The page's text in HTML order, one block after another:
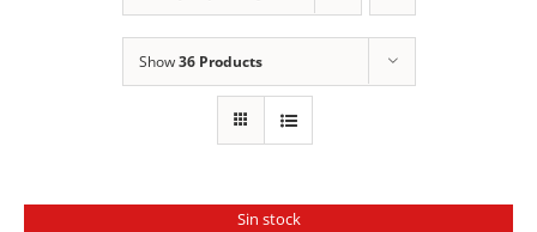
Show36 Products
Sin stock